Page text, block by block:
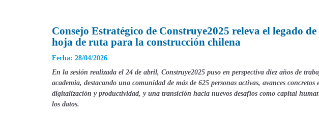
Consejo Estratégico de Construye2025 releva el legado
hoja de ruta para la construcción chilena
Fecha: 28/04/2026
En la sesión realizada el 24 de abril, Construye2025 puso en perspectiva diez años de
academia, destacando una comunidad de más de 625 personas activas, avances
digitalización y productividad, y una transición hacia nuevos desafíos como capital
los datos.